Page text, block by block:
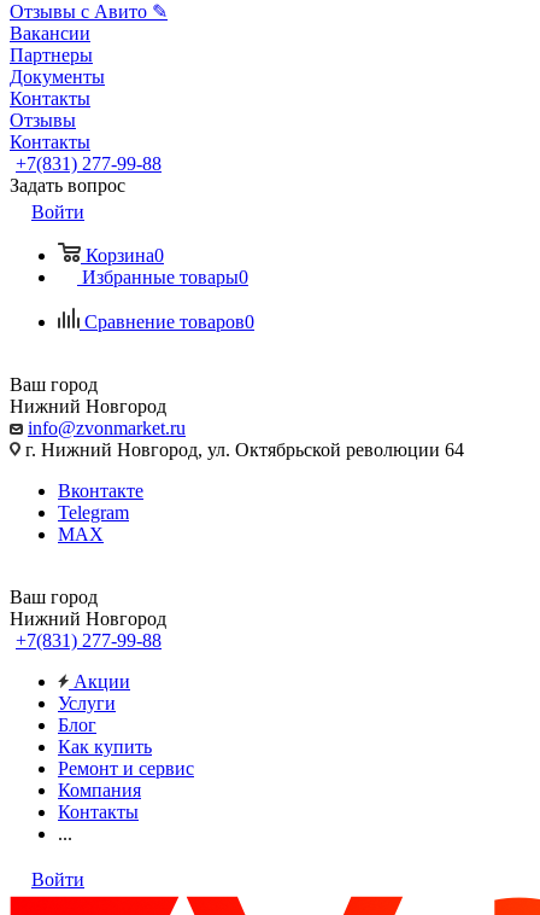
Отзывы с Авито ✎
Вакансии
Партнеры
Документы
Контакты
Отзывы
Контакты
+7(831) 277-99-88
Задать вопрос
Войти
Корзина0
Избранные товары0
Сравнение товаров0
Ваш город
Нижний Новгород
info@zvonmarket.ru
г. Нижний Новгород, ул. Октябрьской революции 64
Вконтакте
Telegram
MAX
Ваш город
Нижний Новгород
+7(831) 277-99-88
Акции
Услуги
Блог
Как купить
Ремонт и сервис
Компания
Контакты
...
Войти